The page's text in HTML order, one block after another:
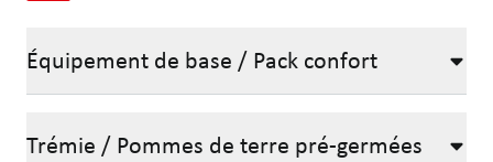
Équipement de base / Pack confort
Trémie / Pommes de terre pré-germées